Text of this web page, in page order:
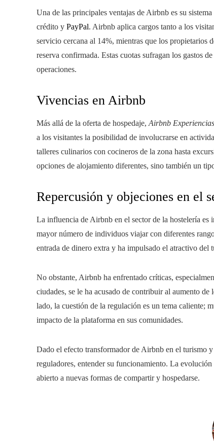
Una de las principales ventajas de Airbnb es su
crédito y PayPal. Airbnb aplica cargos tanto a los
servicio cercana al 14%, mientras que los propietarios
reserva confirmada. Estas cuotas sufragan los gastos
operaciones.
Vivencias en Airbnb
Más allá de la oferta de hospedaje, Airbnb Experiencias
a los visitantes la posibilidad de involucrarse en
talleres culinarios con cocineros de la zona hasta
opciones de alojamiento diferentes, sino también un
Repercusión y objeciones en el
La influencia de Airbnb en el sector de la hostelería
mayor número de individuos viajar con diferentes
entrada de dinero extra y ha impulsado el atractivo del
No obstante, Airbnb ha enfrentado críticas,
ciudades, se le ha acusado de contribuir al aumento
lado, la cuestión de la regulación es un tema caliente;
impacto de la plataforma en sus comunidades.
Dado el efecto transformador de Airbnb en el turismo
reguladores, entender su funcionamiento. La
abierto a nuevas formas de compartir y hospedarse.